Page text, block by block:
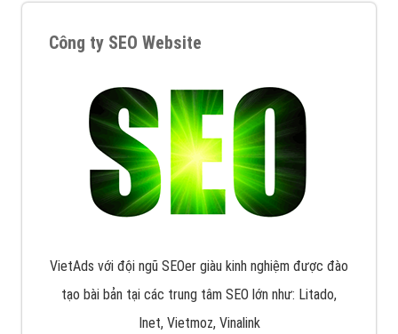
Công ty SEO Website
VietAds với đội ngũ SEOer giàu kinh nghiệm được đào
tạo bài bản tại các trung tâm SEO lớn như: Litado,
Inet, Vietmoz, Vinalink